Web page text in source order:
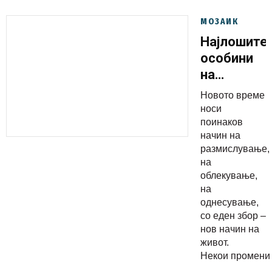
МОЗАИК
Најлошите
особини
на
денешниот
маж
Новото време
носи
поинаков
начин на
размислување,
на
облекување,
на
однесување,
со еден збор –
нов начин на
живот.
Некои промени